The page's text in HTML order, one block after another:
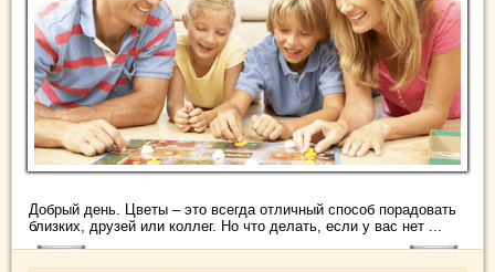
Добрый день. Цветы – это всегда отличный способ порадовать
близких, друзей или коллег. Но что делать, если у вас нет ...